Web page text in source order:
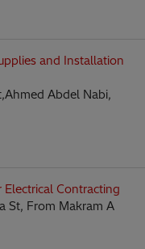
and Installation
Abdel Nabi,
Contracting
St, From Makram A